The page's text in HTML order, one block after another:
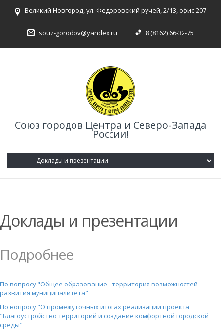
Великий Новгород, ул. Федоровский ручей, 2/13, офис 207
souz-gorodov@yandex.ru 8 (8162) 66-32-75
Союз городов Центра и Северо-Запада
России!
Доклады и презентации
Подробнее
По вопросу "Общее образование - территория возможностей
развития муниципалитета"
По вопросу "О промежуточных итогах реализации проекта
"Благоустройство территорий и создание комфортной городской
среды"